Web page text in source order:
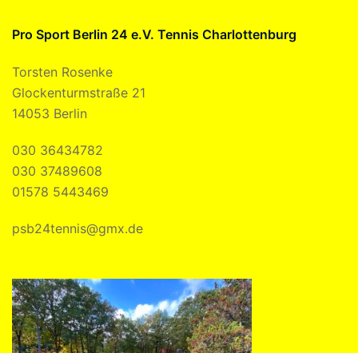
Pro Sport Berlin 24 e.V. Tennis Charlottenburg
Torsten Rosenke
Glockenturmstraße 21
14053 Berlin
030 36434782
030 37489608
01578 5443469
psb24tennis@gmx.de